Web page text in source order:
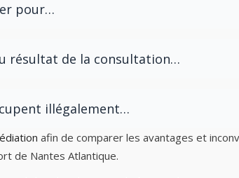
pour…
résultat de la consultation…
illégalement…
afin de comparer les avantages et
de Nantes Atlantique.